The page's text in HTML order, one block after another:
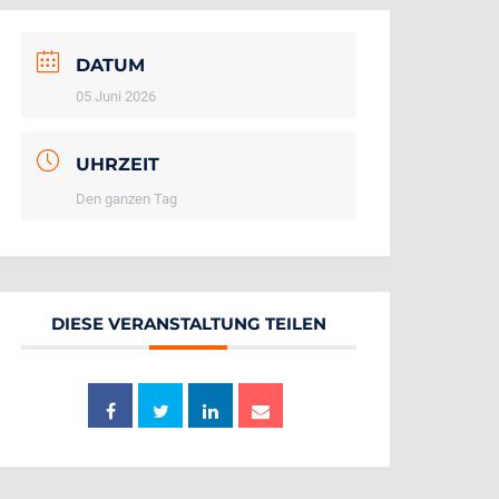
DATUM
05 Juni 2026
UHRZEIT
Den ganzen Tag
DIESE VERANSTALTUNG TEILEN